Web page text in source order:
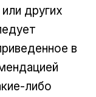
других
в
либо